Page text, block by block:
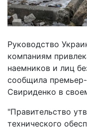
Руководство
компаниям
наемников и лиц
сообщила
Свириденко в
"Правительство
технического